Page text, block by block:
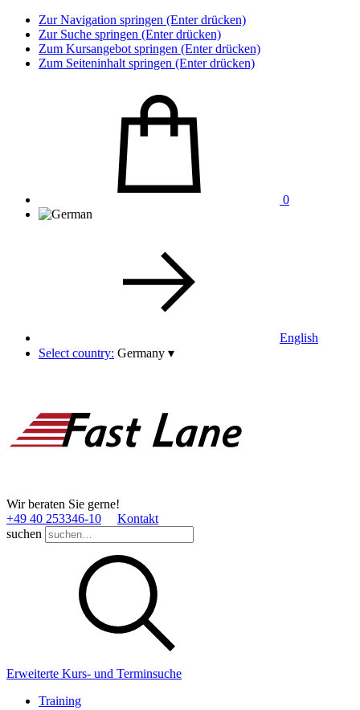
Zur Navigation springen (Enter drücken)
Zur Suche springen (Enter drücken)
Zum Kursangebot springen (Enter drücken)
Zum Seiteninhalt springen (Enter drücken)
0
English
Select country: Germany ▾
Wir beraten Sie gerne!
+49 40 253346­-10
Kontakt
suchen
Erweiterte Kurs- und Terminsuche
Training